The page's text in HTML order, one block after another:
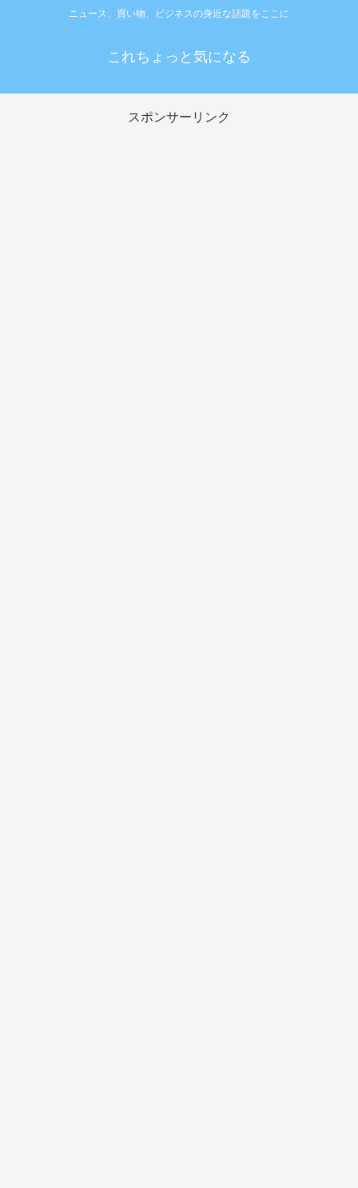
ニュース、買い物、ビジネスの身近な話題をここに
これちょっと気になる
スポンサーリンク